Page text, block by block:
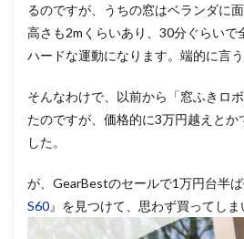
るのですが、うちの窓はベランダに
高さも2mくらいあり、30分ぐらいで
ハードな運動になります。端的に言う
そんなわけで、以前から「窓ふきロ
たのですが、価格的に3万円越えと
した。
が、GearBestのセールで1万円台半
S60』を見つけて、思わず買ってしま